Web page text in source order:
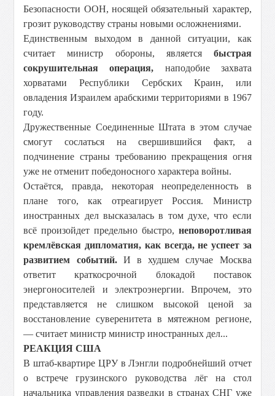
Безопасности ООН, носящей обязательный характер,
грозит руководству страны новыми осложнениями.
Единственным выходом в данной ситуации, как
считает министр обороны, является быстрая
сокрушительная операция, наподобие захвата
хорватами Республики Сербских Краин, или
овладения Израилем арабскими территориями в 1967
году.
Дружественные Соединенные Штата в этом случае
смогут сослаться на свершившийся факт, а
подчинение страны требованию прекращения огня
уже не отменит победоносного характера войны.
Остаётся, правда, некоторая неопределенность в
плане того, как отреагирует Россия. Министр
иностранных дел высказалась в том духе, что если
всё произойдет предельно быстро, неповоротливая
кремлёвская дипломатия, как всегда, не успеет за
развитием событий.И в худшем случае Москва
ответит краткосрочной блокадой поставок
энергоносителей и электроэнергии. Впрочем, это
представляется не слишком высокой ценой за
восстановление суверенитета в мятежном регионе,
— считает министр министр иностранных дел...
РЕАКЦИЯ США
В штаб-квартире ЦРУ в Лэнгли подробнейший отчет
о встрече грузинского руководства лёг на стол
начальника управления разведки в странах СНГ уже